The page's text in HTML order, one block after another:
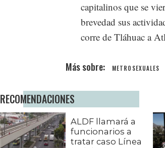
capitalinos que se
brevedad sus
corre de Tláhuac a
METROSEXUALES
RECOMENDACIONES
ALDF llamará a
funcionarios a
tratar caso Línea